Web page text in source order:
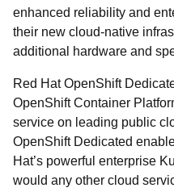
enhanced reliability and
their new cloud-native
additional hardware and
Red Hat OpenShift
OpenShift Container
service on leading public
OpenShift Dedicated
Hat’s powerful enterprise
would any other cloud